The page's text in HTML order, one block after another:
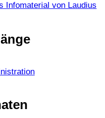
Infomaterial von Laudius